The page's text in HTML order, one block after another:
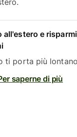
all'estero e
ti porta più
saperne di più